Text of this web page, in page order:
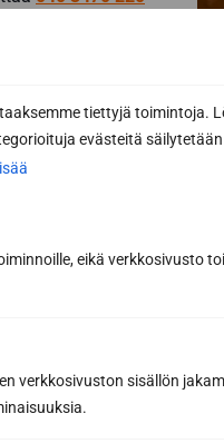
tiettyjä toimintoja.
evästeitä säilytetään
eikä verkkosivusto
verkkosivuston sisällön
alla olevaa